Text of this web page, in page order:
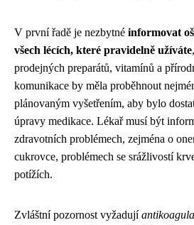
V první řadě je nezbytné informovat
všech lécích, které pravidelně užíváte
prodejných preparátů, vitamínů a
komunikace by měla proběhnout
plánovaným vyšetřením, aby bylo
úpravy medikace. Lékař musí být
zdravotních problémech, zejména o
cukrovce, problémech se srážlivostí
potížích.
Zvláštní pozornost vyžadují